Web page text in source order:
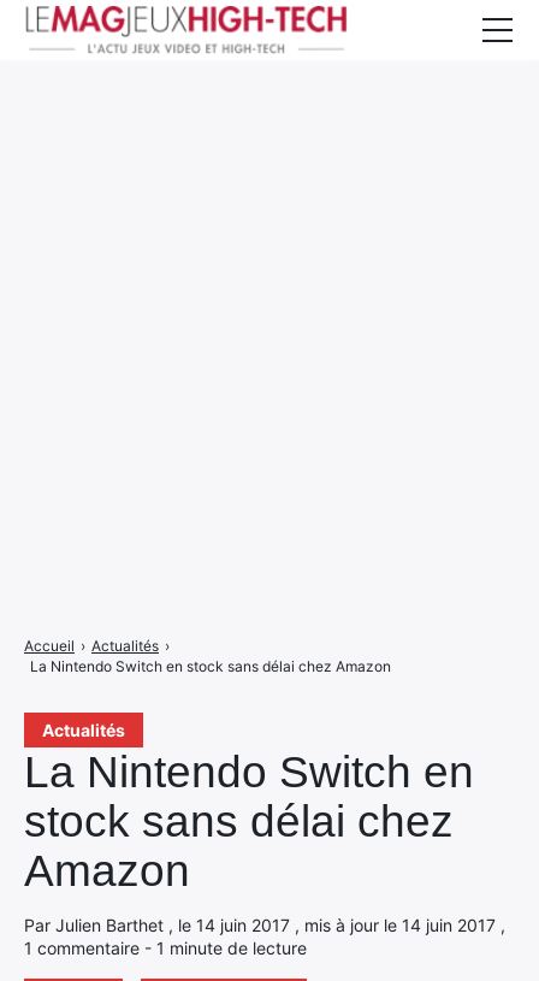
Actualités
La Nintendo Switch en
stock sans délai chez
Amazon
Par Julien Barthet , le 14 juin 2017 , mis à jour le 14 juin 2017 ,
1 commentaire - 1 minute de lecture
Accueil › Actualités ›
La Nintendo Switch en stock sans délai chez Amazon